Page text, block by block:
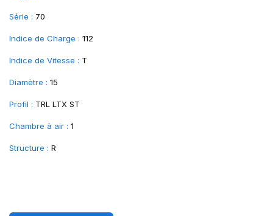
Série : 70
Indice de Charge : 112
Indice de Vitesse : T
Diamètre : 15
Profil : TRL LTX ST
Chambre à air : 1
Structure : R